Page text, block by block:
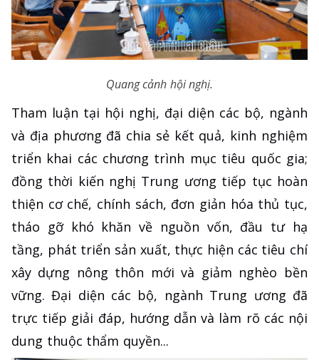
Quang cảnh hội nghị.
Tham luận tại hội nghị, đại diện các bộ, ngành
và địa phương đã chia sẻ kết quả, kinh nghiệm
triển khai các chương trình mục tiêu quốc gia;
đồng thời kiến nghị Trung ương tiếp tục hoàn
thiện cơ chế, chính sách, đơn giản hóa thủ tục,
tháo gỡ khó khăn về nguồn vốn, đầu tư hạ
tầng, phát triển sản xuất, thực hiện các tiêu chí
xây dựng nông thôn mới và giảm nghèo bền
vững. Đại diện các bộ, ngành Trung ương đã
trực tiếp giải đáp, hướng dẫn và làm rõ các nội
dung thuộc thẩm quyền...